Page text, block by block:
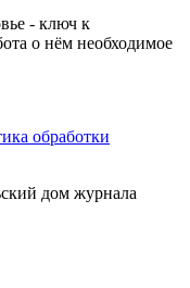
- ключ к
о нём необходимое
обработки
дом журнала